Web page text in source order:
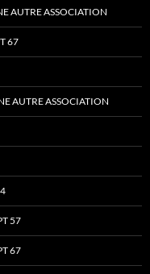
AUTRE ASSOCIATION
67
AUTRE ASSOCIATION
57
67